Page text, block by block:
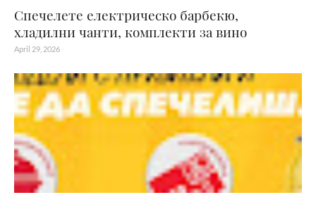
Спечелете електрическо барбекю,
хладилни чанти, комплекти за вино
April 29, 2026